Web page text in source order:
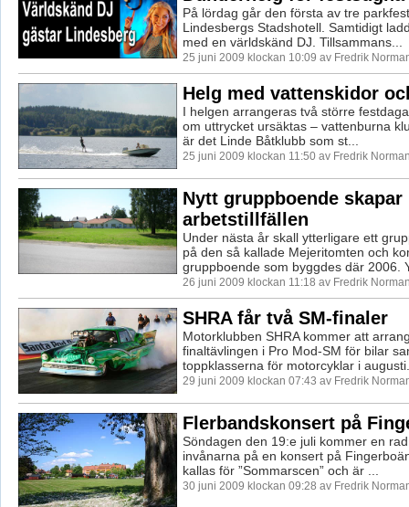
På lördag går den första av tre
Lindesbergs Stadshotell. Samtidigt
med en världskänd DJ. Tillsammans...
25 juni 2009 klockan 10:09 av Fredrik
Helg med vattenskidor
I helgen arrangeras två större
om uttrycket ursäktas – vattenburna
är det Linde Båtklubb som st...
25 juni 2009 klockan 11:50 av Fredrik
Nytt gruppboende skapar
arbetstillfällen
Under nästa år skall ytterligare ett
på den så kallade Mejeritomten och
gruppboende som byggdes där 2006.
26 juni 2009 klockan 11:18 av Fredrik
SHRA får två SM-finaler
Motorklubben SHRA kommer att
finaltävlingen i Pro Mod-SM för bilar
toppklasserna för motorcyklar i
29 juni 2009 klockan 07:43 av Fredrik
Flerbandskonsert på
Söndagen den 19:e juli kommer en
invånarna på en konsert på
kallas för ”Sommarscen” och är ...
30 juni 2009 klockan 09:28 av Fredrik